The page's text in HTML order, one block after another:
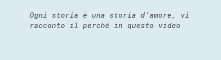
Ogni storia è una storia d’amore, vi
racconto il perché in questo video